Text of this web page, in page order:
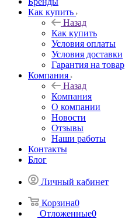
Как купить
Назад
Как купить
Условия оплаты
Условия доставки
Гарантия на товар
Компания
Назад
Компания
О компании
Новости
Отзывы
Наши работы
Контакты
Блог
Личный кабинет
Корзина0
Отложенные0